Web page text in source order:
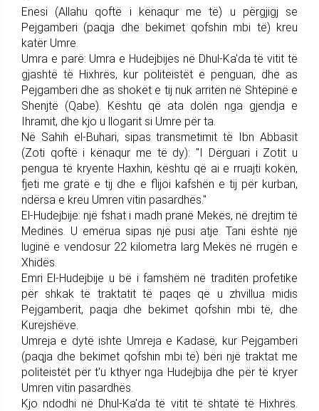
Enesi (Allahu qoftë i kënaqur me të) u përgjigj se
Pejgamberi (paqja dhe bekimet qofshin mbi të) kreu
katër Umre.
Umra e parë: Umra e Hudejbijes në Dhul-Ka'da të vitit të
gjashtë të Hixhrës, kur politeistët e penguan, dhe as
Pejgamberi dhe as shokët e tij nuk arritën në Shtëpinë e
Shenjtë (Qabe). Kështu që ata dolën nga gjendja e
Ihramit, dhe kjo u llogarit si Umre për ta.
Në Sahih el-Buhari, sipas transmetimit të Ibn Abbasit
(Zoti qoftë i kënaqur me të dy): "I Dërguari i Zotit u
pengua të kryente Haxhin, kështu që ai e rruajti kokën,
fjeti me gratë e tij dhe e flijoi kafshën e tij për kurban,
ndërsa e kreu Umren vitin pasardhës."
El-Hudejbije: një fshat i madh pranë Mekës, në drejtim të
Medinës. U emërua sipas një pusi atje. Tani është një
luginë e vendosur 22 kilometra larg Mekës në rrugën e
Xhidës.
Emri El-Hudejbije u bë i famshëm në traditën profetike
për shkak të traktatit të paqes që u zhvillua midis
Pejgamberit, paqja dhe bekimet qofshin mbi të, dhe
Kurejshëve.
Umreja e dytë ishte Umreja e Kadasë, kur Pejgamberi
(paqja dhe bekimet qofshin mbi të) bëri një traktat me
politeistët për t'u kthyer nga Hudejbija dhe për të kryer
Umren vitin pasardhës.
Kjo ndodhi në Dhul-Ka'da të vitit të shtatë të Hixhrës.